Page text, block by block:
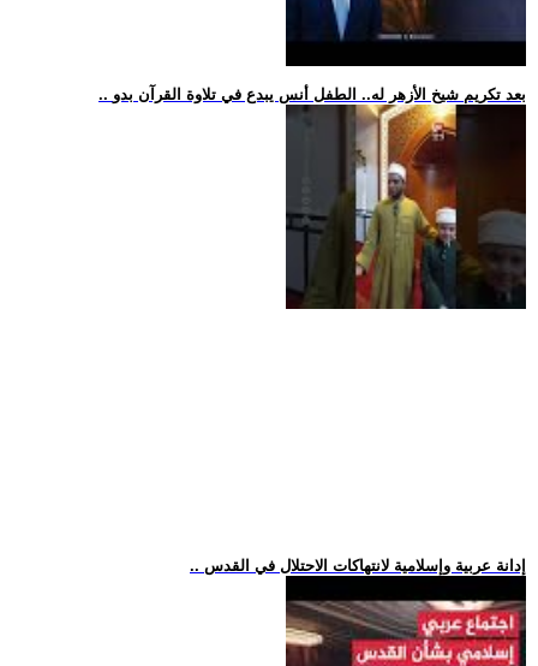
.. بعد تكريم شيخ الأزهر له.. الطفل أنس يبدع في تلاوة القرآن بدو
.. إدانة عربية وإسلامية لانتهاكات الاحتلال في القدس